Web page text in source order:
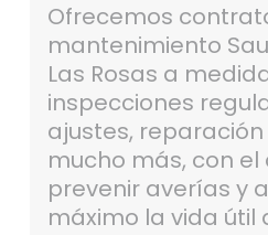
Ofrecemos
mantenimiento
Las Rosas a
inspecciones
ajustes,
mucho más, con
prevenir averías y
máximo la vida útil